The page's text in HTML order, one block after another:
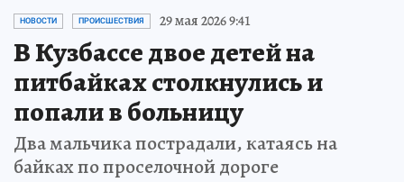
НОВОСТИ ПРОИСШЕСТВИЯ 29 мая 2026 9:41
В Кузбассе двое детей на
питбайках столкнулись и
попали в больницу
Два мальчика пострадали, катаясь на
байках по проселочной дороге